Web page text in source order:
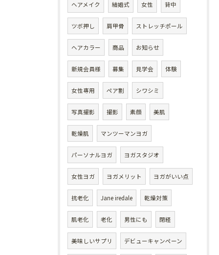
ヘアメイク 結婚式 女性 背中
ツボ押し 肩甲骨 ストレッチポール
ヘアカラー 商品 お知らせ
新規会員様 募集 見学会 体験
女性専用 ペア割 シワシミ
写真撮影 撮影 素顔 美肌
乾燥肌 マンツーマンヨガ
パーソナルヨガ ヨガスタジオ
女性ヨガ ヨガメリット ヨガがいい点
抗老化 Jane iredale 乾燥対策
肌老化 老化 男性にも 閉経
美味しいサプリ デビューキャンペーン